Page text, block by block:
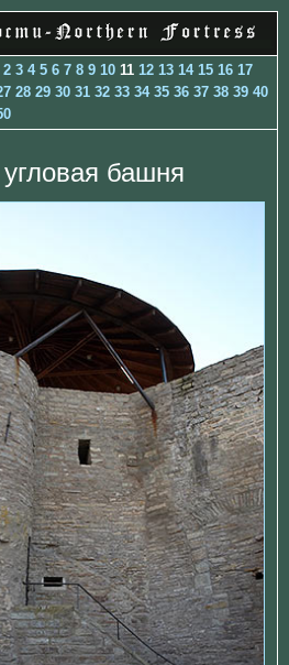
2 3 4 5 6 7 8 9 10 11 12 13 14 15 16 17
28 29 30 31 32 33 34 35 36 37 38 39 40
башня